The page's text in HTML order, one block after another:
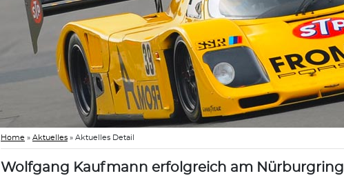
Home » Aktuelles » Aktuelles Detail
Wolfgang Kaufmann erfolgreich am Nürburgring